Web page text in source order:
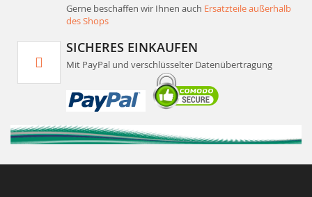
Gerne beschaffen wir Ihnen auch Ersatzteile außerhalb
des Shops
SICHERES EINKAUFEN
Mit PayPal und verschlüsselter Datenübertragung